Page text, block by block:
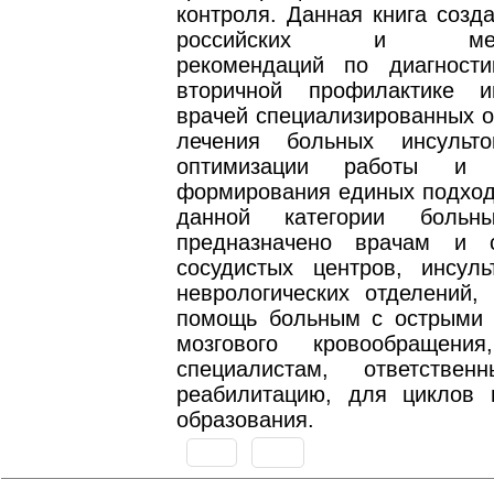
контроля. Данная книга
российских и
рекомендаций по
вторичной профилактике
врачей специализированных
лечения больных
оптимизации работы и
формирования единых
данной категории
предназначено врачам и
сосудистых центров,
неврологических
помощь больным с острыми
мозгового
специалистам,
реабилитацию, для циклов
образования.